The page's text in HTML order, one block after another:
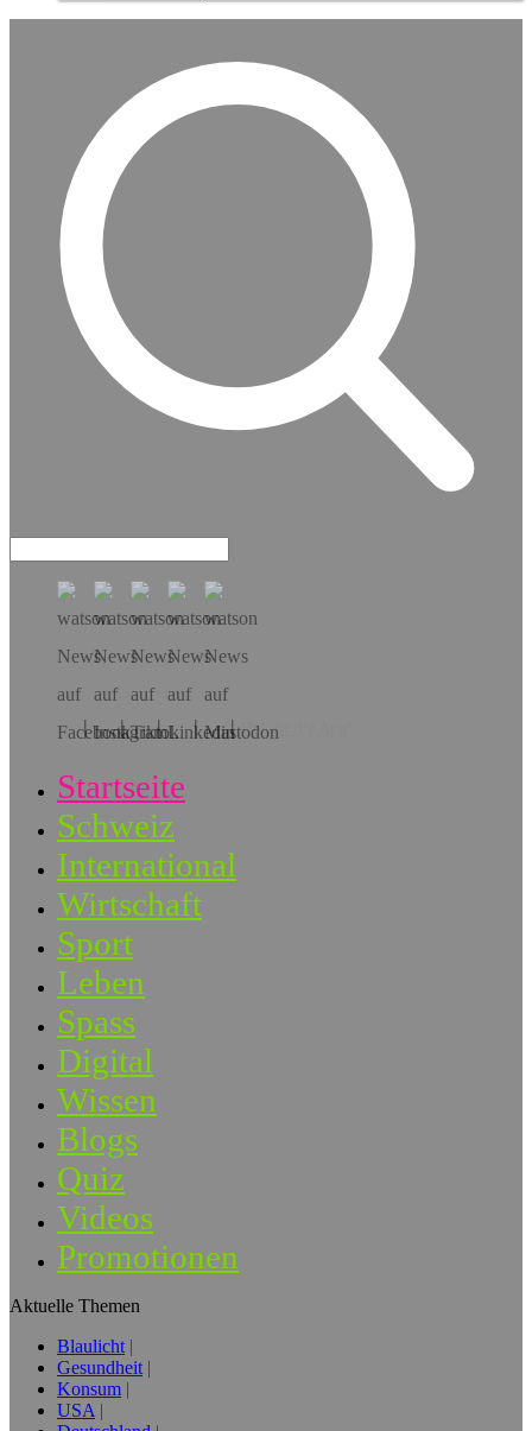
Hol dir die App!
Startseite
Schweiz
International
Wirtschaft
Sport
Leben
Spass
Digital
Wissen
Blogs
Quiz
Videos
Promotionen
Aktuelle Themen
Blaulicht
Gesundheit
Konsum
USA